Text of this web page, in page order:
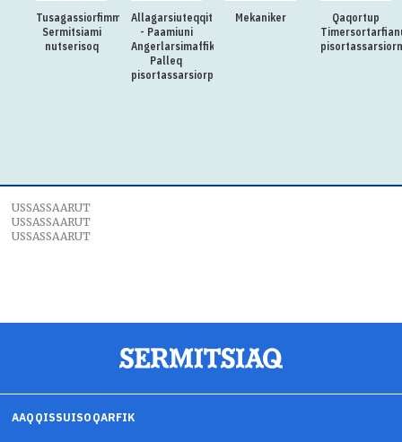
Tusagassiorfimmi
Sermitsiami
nutserisoq
Allagarsiuteqqitaq
- Paamiuni
Angerlarsimaffik
Palleq
pisortassarsiorpoq
Mekaniker
Qaqortup
USSASSAARUT
USSASSAARUT
USSASSAARUT
AAQQISSUISOQARFIK